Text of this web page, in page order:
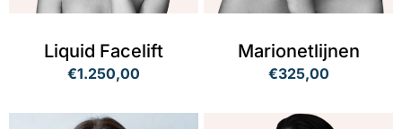
Liquid Facelift
€1.250,00
Marionetlijnen
€325,00